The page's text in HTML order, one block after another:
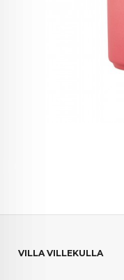
VILLA VILLEKULLA